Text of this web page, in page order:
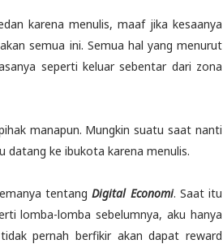
karena menulis, maaf jika kesaanya
semua ini. Semua hal yang menurut
seperti keluar sebentar dari zona
manapun. Mungkin suatu saat nanti
datang ke ibukota karena menulis.
tentangDigital Economi. Saat itu
lomba-lomba sebelumnya, aku hanya
pernah berfikir akan dapat reward